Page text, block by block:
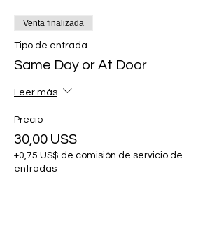
Venta finalizada
Tipo de entrada
Same Day or At Door
Leer más
Precio
30,00 US$
+0,75 US$ de comisión de servicio de
entradas